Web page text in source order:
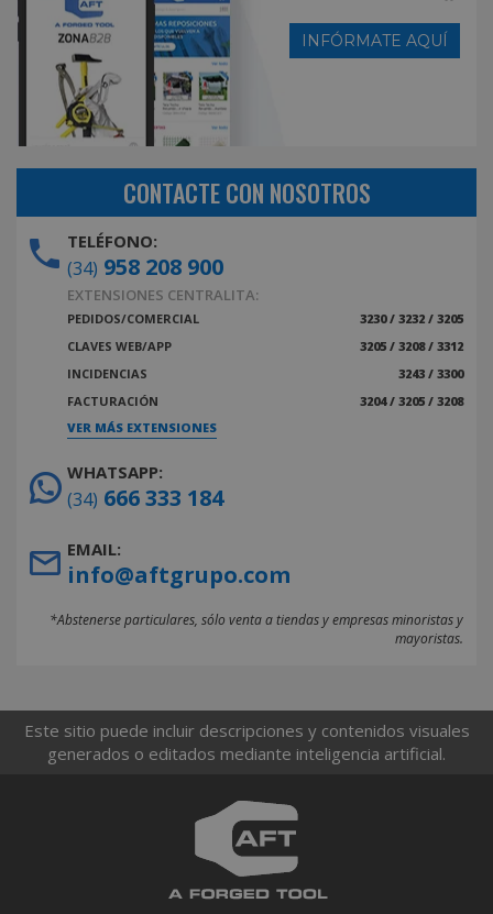
INFÓRMATE AQUÍ
CONTACTE CON NOSOTROS
TELÉFONO:
(34) 958 208 900
EXTENSIONES CENTRALITA:
PEDIDOS/COMERCIAL
3230 / 3232 / 3205
CLAVES WEB/APP
3205 / 3208 / 3312
INCIDENCIAS
3243 / 3300
FACTURACIÓN
3204 / 3205 / 3208
VER MÁS EXTENSIONES
WHATSAPP:
(34) 666 333 184
EMAIL:
info@aftgrupo.com
*Abstenerse particulares, sólo venta a tiendas y empresas minoristas y
mayoristas.
Este sitio puede incluir descripciones y contenidos visuales
generados o editados mediante inteligencia artificial.